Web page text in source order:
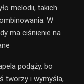
melodii, takich
W
ma ciśnienie na
podąży, bo
tworzy i wymyśla,